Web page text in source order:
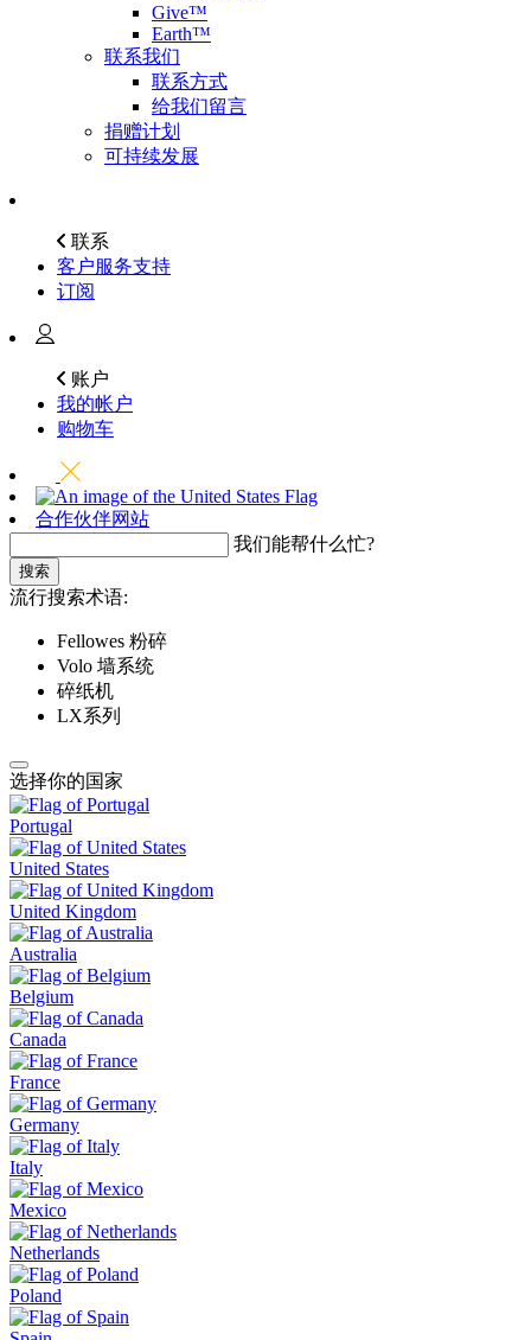
Give™
Earth™
联系我们
联系方式
给我们留言
捐赠计划
可持续发展
联系
客户服务支持
订阅
账户
我的帐户
购物车
合作伙伴网站
我们能帮什么忙?
搜索
流行搜索术语:
Fellowes 粉碎
Volo 墙系统
碎纸机
LX系列
选择你的国家
Portugal
United States
United Kingdom
Australia
Belgium
Canada
France
Germany
Italy
Mexico
Netherlands
Poland